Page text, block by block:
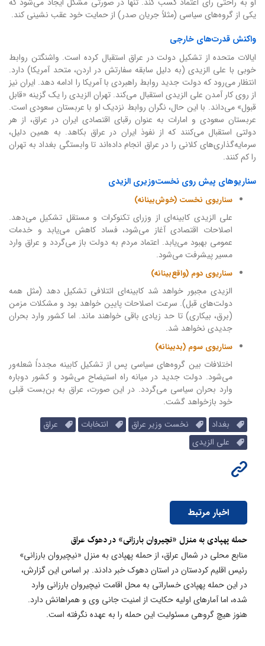
یکی از گروه‌های سیاسی (مثلاً جریان صدر) از حمایت خود عقب نشینی کند.
واکنش قدرت‌های خارجی
ایالات متحده از تشکیل دولت در عراق استقبال کرده است. واشنگتن روابط
خوبی با علی الزیدی (به دلیل سابقه سفارتش در اردن، متحد آمریکا) دارد.
انتظار می‌رود که دولت جدید روابط راهبردی با آمریکا را ادامه دهد. ایران نیز
از روی کار آمدن علی الزیدی استقبال می‌کند. تهران الزیدی را یک گزینه «قابل
قبول» می‌داند. با این حال، نگران روابط نزدیک او با عربستان سعودی است.
عربستان سعودی و امارات به عنوان رقبای اقتصادی ایران در عراق، از هر
دولتی استقبال می‌کنند که از نفوذ ایران در عراق بکاهد. به همین دلیل،
سرمایه‌گذاری‌های کلانی را در عراق انجام داده‌اند تا وابستگی بغداد به تهران
را کم کنند.
سناریوهای پیش روی نخست‌وزیری الزیدی
سناریوی نخست (خوش‌بینانه)
علی الزیدی کابینه‌ای از وزرای تکنوکرات و مستقل تشکیل می‌دهد.
اصلاحات اقتصادی آغاز می‌شود، فساد کاهش می‌یابد و خدمات
عمومی بهبود می‌یابد. اعتماد مردم به دولت باز می‌گردد و عراق وارد
مسیر پیشرفت می‌شود.
سناریوی دوم (واقع‌بینانه)
الزیدی مجبور خواهد شد کابینه‌ای ائتلافی تشکیل دهد (مثل همه
دولت‌های قبل). سرعت اصلاحات پایین خواهد بود و مشکلات مزمن
(برق، بیکاری) تا حد زیادی باقی خواهند ماند. اما کشور وارد بحران
جدیدی نخواهد شد.
سناریوی سوم (بدبینانه)
اختلافات بین گروه‌های سیاسی پس از تشکیل کابینه مجدداً شعله‌ور
می‌شود. دولت جدید در میانه راه استیضاح می‌شود و کشور دوباره
وارد بحران سیاسی می‌گردد. در این صورت، عراق به بن‌بست قبلی
خود بازخواهد گشت.
بغداد
نخست وزیر عراق انتخابات
عراق
علی الزیدی
اخبار مرتبط
حمله پهپادی به منزل «نچیروان بارزانی» در دهوک عراق
منابع محلی در شمال عراق، از حمله پهپادی به منزل «نیچیروان بارزانی»
رئیس اقلیم کردستان در استان دهوک خبر دادند. بر اساس این گزارش،
در این حمله پهپادی خساراتی به محل اقامت نیچیروان بارزانی وارد
شده، اما آمارهای اولیه حکایت از امنیت جانی وی و همراهانش دارد.
هنوز هیچ گروهی مسئولیت این حمله را به عهده نگرفته است.